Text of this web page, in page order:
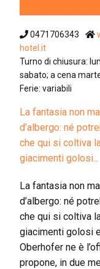
0471706343
hotel.it
Turno di chiusura:
sabato; a cena
Ferie: variabili
La fantasia non
d’albergo: né
che qui si coltiva
giacimenti golosi...
La fantasia non
d’albergo: né
che qui si coltiva
giacimenti golosi
Oberhofer ne è
propone, in due